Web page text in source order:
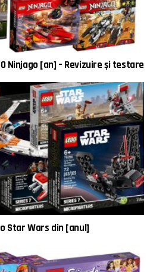
Ninjago [an] – Revizuire și testare
Star Wars din [anul]